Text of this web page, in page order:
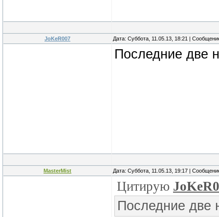
JoKeR007 Дата: Суббота, 11.05.13, 18:21 |
Последние две
MasterMist Дата: Суббота, 11.05.13, 19:17 |
Цитирую
Последние две